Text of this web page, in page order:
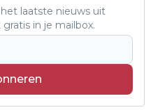
laatste nieuws uit
in je mailbox.